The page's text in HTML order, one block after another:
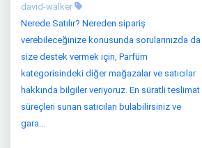
david-walker
Nerede Satılır? Nereden sipariş
verebileceğinize konusunda sorularınızda da
size destek vermek için, Parfüm
kategorisindeki diğer mağazalar ve satıcılar
hakkında bilgiler veriyoruz. En süratli teslimat
süreçleri sunan satıcıları bulabilirsiniz ve
gara...